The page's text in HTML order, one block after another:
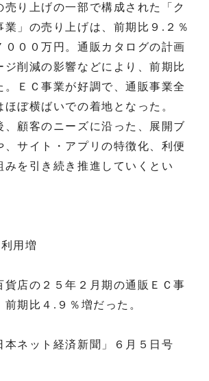
売り上げの一部で構成された「ク
業」の売り上げは、前期比９.２％
０００万円。通販カタログの計画
ジ削減の影響などにより、前期比
。ＥＣ事業が好調で、通販事業全
ぼ横ばいでの着地となった。
顧客のニーズに沿った、展開ブ
、サイト・アプリの特徴化、利便
みを引き続き推進していくとい
用増
店の２５年２月期の通販ＥＣ事
期比４.９％増だった。
本ネット経済新聞」６月５日号